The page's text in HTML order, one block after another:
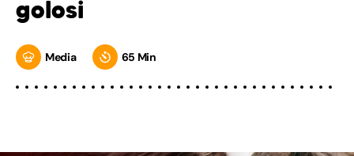
golosi
Media 65 Min